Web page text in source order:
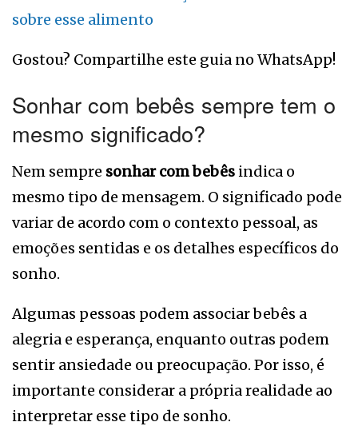
sobre esse alimento
Gostou? Compartilhe este guia no WhatsApp!
Sonhar com bebês sempre tem o
mesmo significado?
Nem sempre sonhar com bebês indica o
mesmo tipo de mensagem. O significado pode
variar de acordo com o contexto pessoal, as
emoções sentidas e os detalhes específicos do
sonho.
Algumas pessoas podem associar bebês a
alegria e esperança, enquanto outras podem
sentir ansiedade ou preocupação. Por isso, é
importante considerar a própria realidade ao
interpretar esse tipo de sonho.